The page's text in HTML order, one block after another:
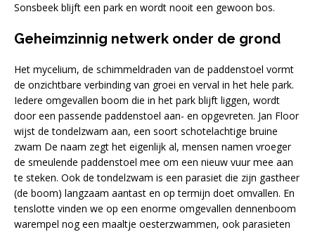
Sonsbeek blijft een park en wordt nooit een gewoon bos.
Geheimzinnig netwerk onder de grond
Het mycelium, de schimmeldraden van de paddenstoel vormt
de onzichtbare verbinding van groei en verval in het hele park.
Iedere omgevallen boom die in het park blijft liggen, wordt
door een passende paddenstoel aan- en opgevreten. Jan Floor
wijst de tondelzwam aan, een soort schotelachtige bruine
zwam De naam zegt het eigenlijk al, mensen namen vroeger
de smeulende paddenstoel mee om een nieuw vuur mee aan
te steken. Ook de tondelzwam is een parasiet die zijn gastheer
(de boom) langzaam aantast en op termijn doet omvallen. En
tenslotte vinden we op een enorme omgevallen dennenboom
warempel nog een maaltje oesterzwammen, ook parasieten